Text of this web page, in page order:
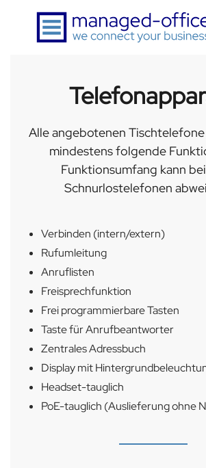
Zum Hauptinhalt springen
Alle angebotenen
mindestens folgende
Funktionsumfang kann
Schnurlostelefonen
Verbinden (intern/extern)
Rufumleitung
Anruflisten
Freisprechfunktion
Frei programmierbare Tasten
Taste für Anrufbeantworter
Zentrales Adressbuch
Display mit
Headset-tauglich
PoE-tauglich (Auslieferung ohne